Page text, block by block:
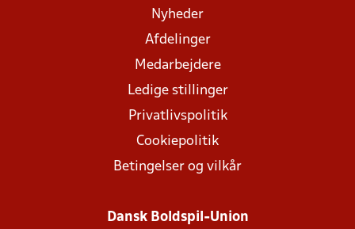
Nyheder
Afdelinger
Medarbejdere
Ledige stillinger
Privatlivspolitik
Cookiepolitik
Betingelser og vilkår
Dansk Boldspil-Union